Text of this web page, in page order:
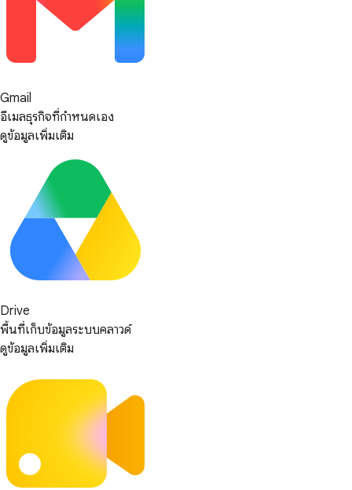
Gmail
อีเมลธุรกิจที่กำหนดเอง
ดูข้อมูลเพิ่มเติม
Drive
พื้นที่เก็บข้อมูลระบบคลาวด์
ดูข้อมูลเพิ่มเติม